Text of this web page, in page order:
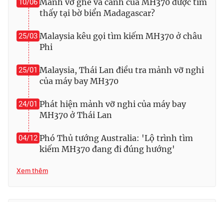
Photo Infographic
Video Shorts video
VTV Money VTV Thể thao
VTV Sức khoẻ
Thị trường 24h Tấm lòng Việt
Vươn mình bằng AI
10/06 Mảnh vỡ ghế và cánh của MH370 được tìm
thấy tại bờ biển Madagascar?
25/03 Malaysia kêu gọi tìm kiếm MH370 ở châu
Phi
25/01 Malaysia, Thái Lan điều tra mảnh vỡ nghi
của máy bay MH370
24/01 Phát hiện mảnh vỡ nghi của máy bay
MH370 ở Thái Lan
04/12 Phó Thủ tướng Australia: 'Lộ trình tìm
kiếm MH370 đang đi đúng hướng'
Xem thêm